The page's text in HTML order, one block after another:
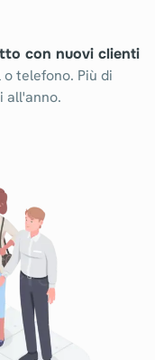
con nuovi clienti
telefono. Più di
all'anno.